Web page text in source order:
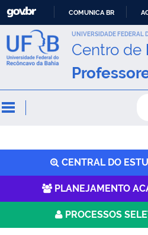
IR
PARA
COMUNICA BR
UNIVERSIDADE FEDERAL
Centro de
CENTRAL DO
PLANEJAMENTO
PROCESSOS